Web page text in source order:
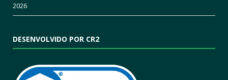
2026
DESENVOLVIDO POR CR2